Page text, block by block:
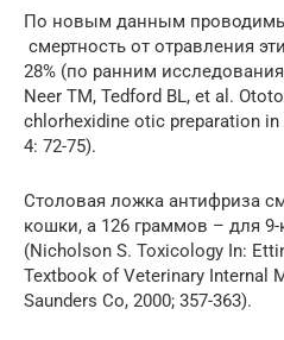
По новым данным
смертность от отравления
28% (по ранним
Neer TM, Tedford BL, et al.
chlorhexidine otic preparation
4: 72-75).
Столовая ложка антифриза
кошки, а 126 граммов – для
(Nicholson S. Toxicology In:
Textbook of Veterinary Internal
Saunders Co, 2000; 357-363).